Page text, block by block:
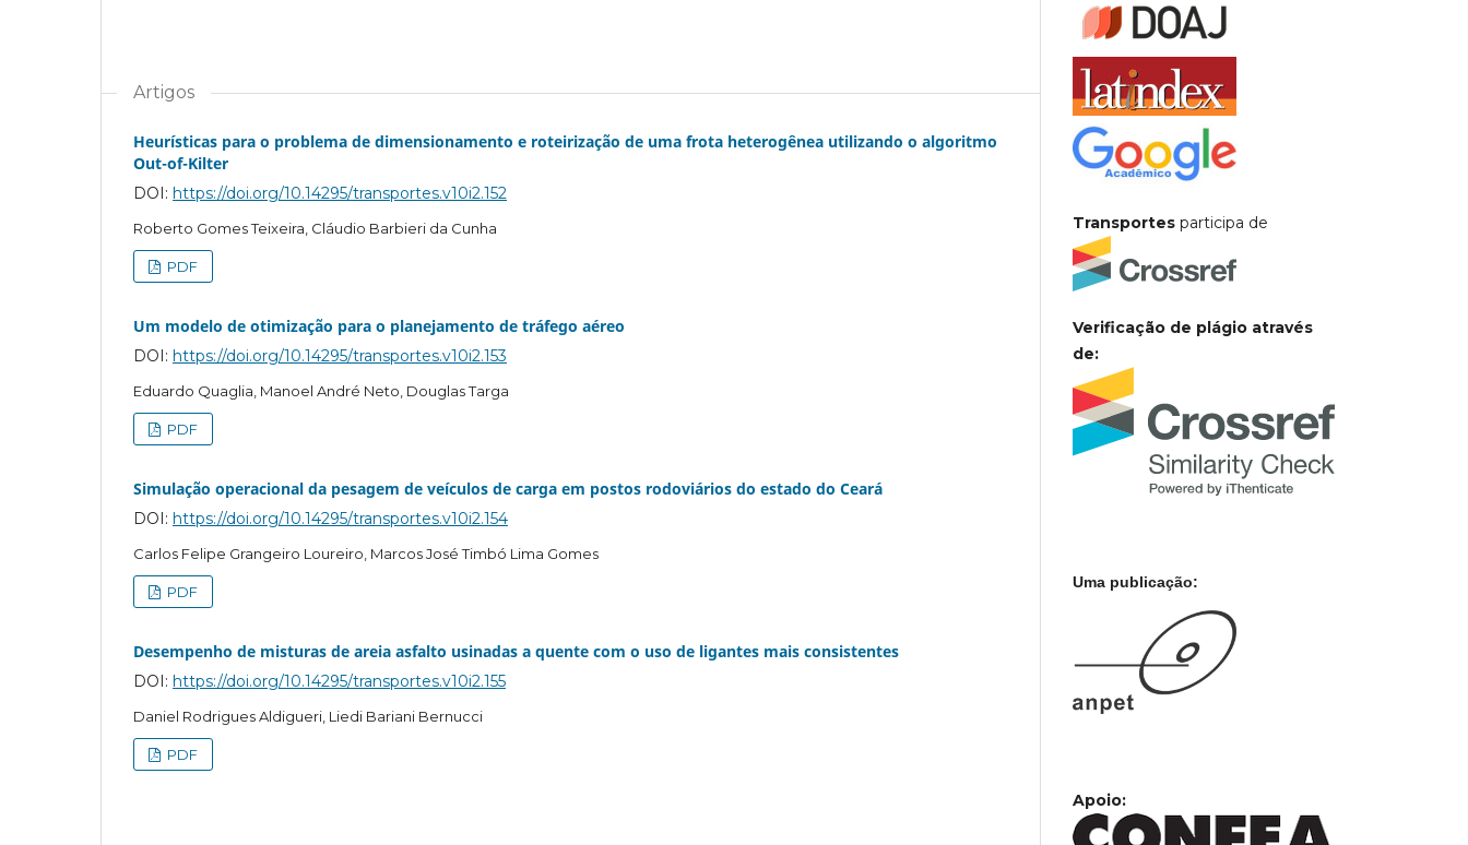
Artigos
Heurísticas para o problema de dimensionamento e roteirização de uma frota heterogênea utilizando o algoritmo
Out-of-Kilter
DOI: https://doi.org/10.14295/transportes.v10i2.152
Roberto Gomes Teixeira, Cláudio Barbieri da Cunha
PDF
Um modelo de otimização para o planejamento de tráfego aéreo
DOI: https://doi.org/10.14295/transportes.v10i2.153
Eduardo Quaglia, Manoel André Neto, Douglas Targa
PDF
Simulação operacional da pesagem de veículos de carga em postos rodoviários do estado do Ceará
DOI: https://doi.org/10.14295/transportes.v10i2.154
Carlos Felipe Grangeiro Loureiro, Marcos José Timbó Lima Gomes
PDF
Desempenho de misturas de areia asfalto usinadas a quente com o uso de ligantes mais consistentes
DOI: https://doi.org/10.14295/transportes.v10i2.155
Daniel Rodrigues Aldigueri, Liedi Bariani Bernucci
PDF
Transportes participa de
Verificação de plágio através
de:
Uma publicação:
Apoio: